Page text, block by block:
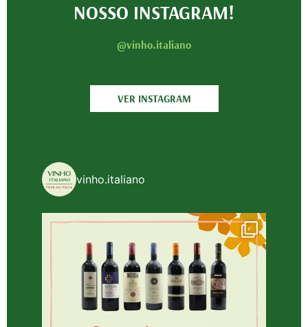
NOSSO INSTAGRAM!
@vinho.italiano
VER INSTAGRAM
vinho.italiano